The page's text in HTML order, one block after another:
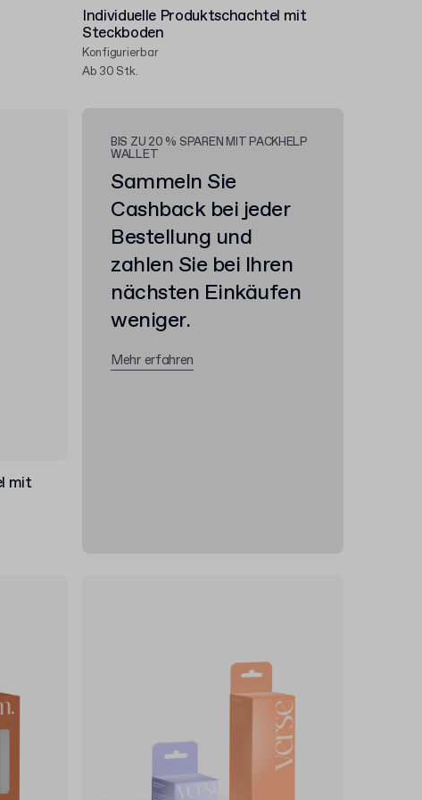
Individuelle Produktschachtel mit
Steckboden
Konfigurierbar
Ab 30 Stk.
mit
BIS ZU 20 % SPAREN MIT PACKHELP
WALLET
Sammeln Sie
Cashback bei jeder
Bestellung und
zahlen Sie bei Ihren
nächsten Einkäufen
weniger.
Mehr erfahren